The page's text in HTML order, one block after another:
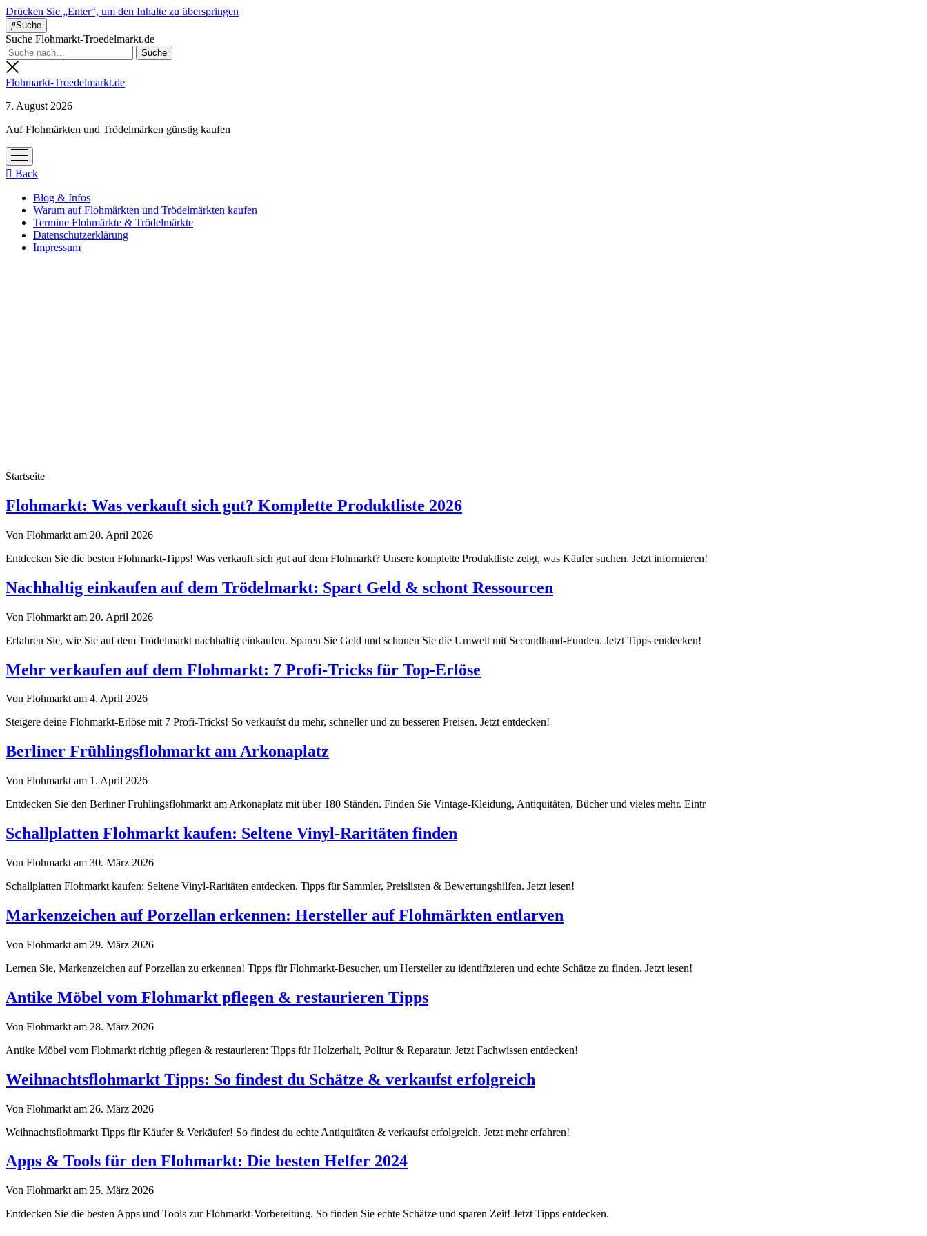
Drücken Sie „Enter“, um den Inhalte zu überspringen
Suche
Suche Flohmarkt-Troedelmarkt.de
Flohmarkt-Troedelmarkt.de
7. August 2026
Auf Flohmärkten und Trödelmärken günstig kaufen
Menü
öffnen
Back
Blog & Infos
Warum auf Flohmärkten und Trödelmärkten kaufen
Termine Flohmärkte & Trödelmärkte
Datenschutzerklärung
Impressum
Startseite
Flohmarkt-
Flohmarkt: Was verkauft sich gut? Komplette Produktliste 2026
Von Flohmarkt am 20. April 2026
Entdecken Sie die besten Flohmarkt-Tipps! Was verkauft sich gut auf dem Flohmarkt? Unsere komplette Produktliste zeigt, was Käufer suchen. Jetzt informieren!
Nachhaltig einkaufen auf dem Trödelmarkt: Spart Geld & schont Ressourcen
Von Flohmarkt am 20. April 2026
Erfahren Sie, wie Sie auf dem Trödelmarkt nachhaltig einkaufen. Sparen Sie Geld und schonen Sie die Umwelt mit Secondhand-Funden. Jetzt Tipps entdecken!
Mehr verkaufen auf dem Flohmarkt: 7 Profi-Tricks für Top-Erlöse
Von Flohmarkt am 4. April 2026
Steigere deine Flohmarkt-Erlöse mit 7 Profi-Tricks! So verkaufst du mehr, schneller und zu besseren Preisen. Jetzt entdecken!
Berliner Frühlingsflohmarkt am Arkonaplatz
Von Flohmarkt am 1. April 2026
Entdecken Sie den Berliner Frühlingsflohmarkt am Arkonaplatz mit über 180 Ständen. Finden Sie Vintage-Kleidung, Antiquitäten, Bücher und vieles mehr. Eintr
Schallplatten Flohmarkt kaufen: Seltene Vinyl-Raritäten finden
Von Flohmarkt am 30. März 2026
Schallplatten Flohmarkt kaufen: Seltene Vinyl-Raritäten entdecken. Tipps für Sammler, Preislisten & Bewertungshilfen. Jetzt lesen!
Markenzeichen auf Porzellan erkennen: Hersteller auf Flohmärkten entlarven
Von Flohmarkt am 29. März 2026
Lernen Sie, Markenzeichen auf Porzellan zu erkennen! Tipps für Flohmarkt-Besucher, um Hersteller zu identifizieren und echte Schätze zu finden. Jetzt lesen!
Antike Möbel vom Flohmarkt pflegen & restaurieren Tipps
Von Flohmarkt am 28. März 2026
Antike Möbel vom Flohmarkt richtig pflegen & restaurieren: Tipps für Holzerhalt, Politur & Reparatur. Jetzt Fachwissen entdecken!
Weihnachtsflohmarkt Tipps: So findest du Schätze & verkaufst erfolgreich
Von Flohmarkt am 26. März 2026
Weihnachtsflohmarkt Tipps für Käufer & Verkäufer! So findest du echte Antiquitäten & verkaufst erfolgreich. Jetzt mehr erfahren!
Apps & Tools für den Flohmarkt: Die besten Helfer 2024
Von Flohmarkt am 25. März 2026
Entdecken Sie die besten Apps und Tools zur Flohmarkt-Vorbereitung. So finden Sie echte Schätze und sparen Zeit! Jetzt Tipps entdecken.